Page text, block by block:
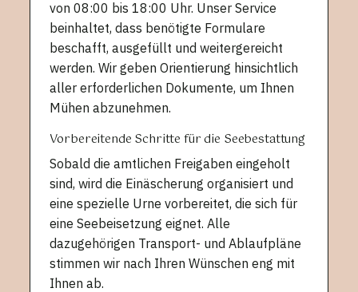
von 08:00 bis 18:00 Uhr. Unser Service
beinhaltet, dass benötigte Formulare
beschafft, ausgefüllt und weitergereicht
werden. Wir geben Orientierung hinsichtlich
aller erforderlichen Dokumente, um Ihnen
Mühen abzunehmen.
Vorbereitende Schritte für die Seebestattung
Sobald die amtlichen Freigaben eingeholt
sind, wird die Einäscherung organisiert und
eine spezielle Urne vorbereitet, die sich für
eine Seebeisetzung eignet. Alle
dazugehörigen Transport- und Ablaufpläne
stimmen wir nach Ihren Wünschen eng mit
Ihnen ab.